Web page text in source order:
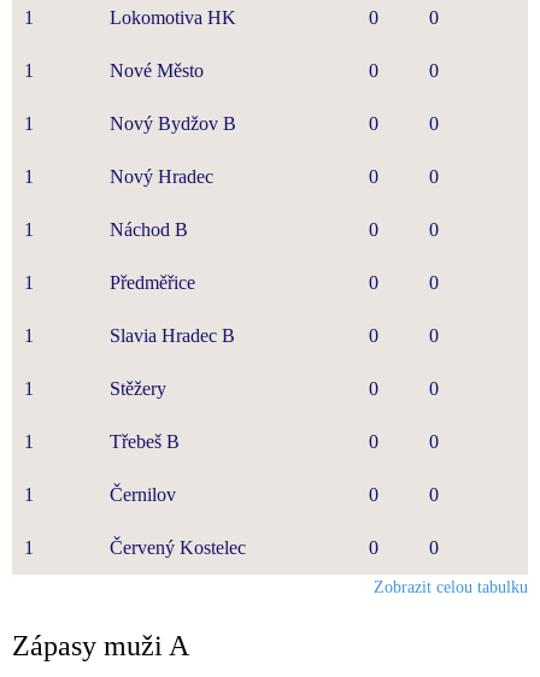
1 Lokomotiva HK 0 0
1 Nové Město 0 0
1 Nový Bydžov B 0 0
1 Nový Hradec 0 0
1 Náchod B 0 0
1 Předměřice 0 0
1 Slavia Hradec B 0 0
1 Stěžery 0 0
1 Třebeš B 0 0
1 Černilov 0 0
1 Červený Kostelec 0 0
Zobrazit celou tabulku
Zápasy muži A